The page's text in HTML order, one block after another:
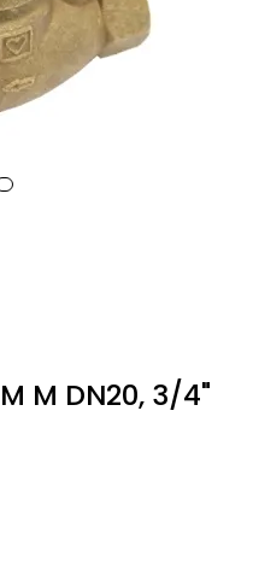
M DN20, 3/4"